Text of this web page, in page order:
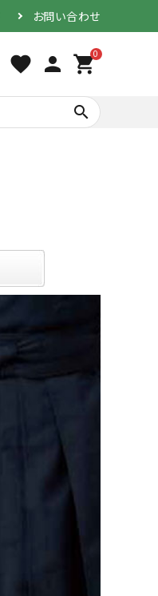
お問い合わせ
favorite person 0
shopping_cart
search